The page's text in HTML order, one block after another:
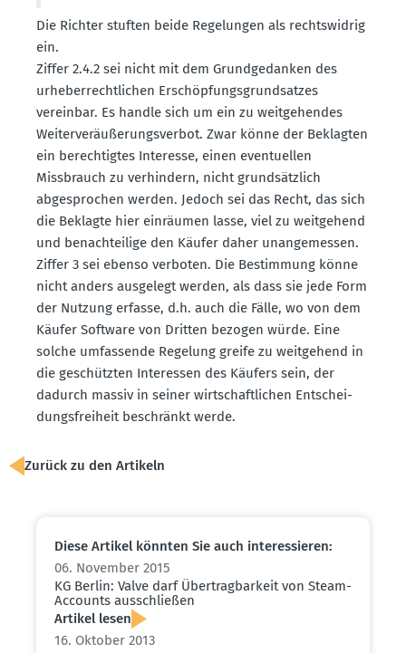
Die Richter stuften beide Regelungen als rechts­widrig
ein.
Ziffer 2.4.2 sei nicht mit dem Grund­ge­danken des
urheber­recht­lichen Erschöp­fungs­grund­satzes
vereinbar. Es handle sich um ein zu weitge­hendes
Weiter­ver­äu­ße­rungs­verbot. Zwar könne der Beklagten
ein berech­tigtes Interesse, einen eventu­ellen
Missbrauch zu verhindern, nicht grund­sätzlich
abgesprochen werden. Jedoch sei das Recht, das sich
die Beklagte hier einräumen lasse, viel zu weitgehend
und benach­teilige den Käufer daher unange­messen.
Ziffer 3 sei ebenso verboten. Die Bestimmung könne
nicht anders ausgelegt werden, als dass sie jede Form
der Nutzung erfasse, d.h. auch die Fälle, wo von dem
Käufer Software von Dritten bezogen würde. Eine
solche umfas­sende Regelung greife zu weitgehend in
die geschützten Inter­essen des Käufers sein, der
dadurch massiv in seiner wirtschaft­lichen Entschei­
dungs­freiheit beschränkt werde.
Zurück zu den Artikeln
Diese Artikel könnten Sie auch inter­es­sieren:
06. November 2015
KG Berlin: Valve darf Übertrag­barkeit von Steam-
Accounts ausschließen
Artikel lesen
16. Oktober 2013